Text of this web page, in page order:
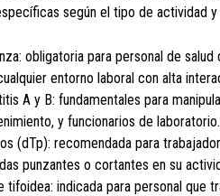
según el tipo de actividad
obligatoria para personal de
entorno laboral con alta
A y B: fundamentales para
y funcionarios de laboratorio.
(dTp): recomendada para
punzantes o cortantes en su
tifoidea: indicada para personal que